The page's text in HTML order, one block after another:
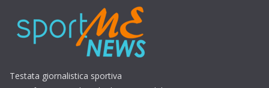
Testata giornalistica sportiva